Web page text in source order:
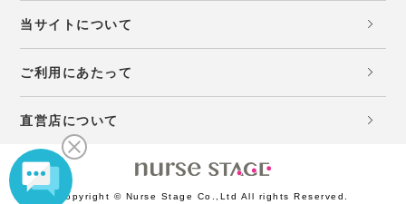
当サイトについて
ご利用にあたって
直営店について
Copyright © Nurse Stage Co.,Ltd All rights Reserved.